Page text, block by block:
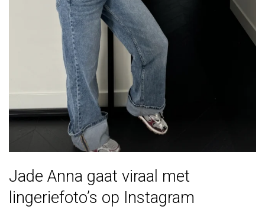
Jade Anna gaat viraal met
lingeriefoto’s op Instagram